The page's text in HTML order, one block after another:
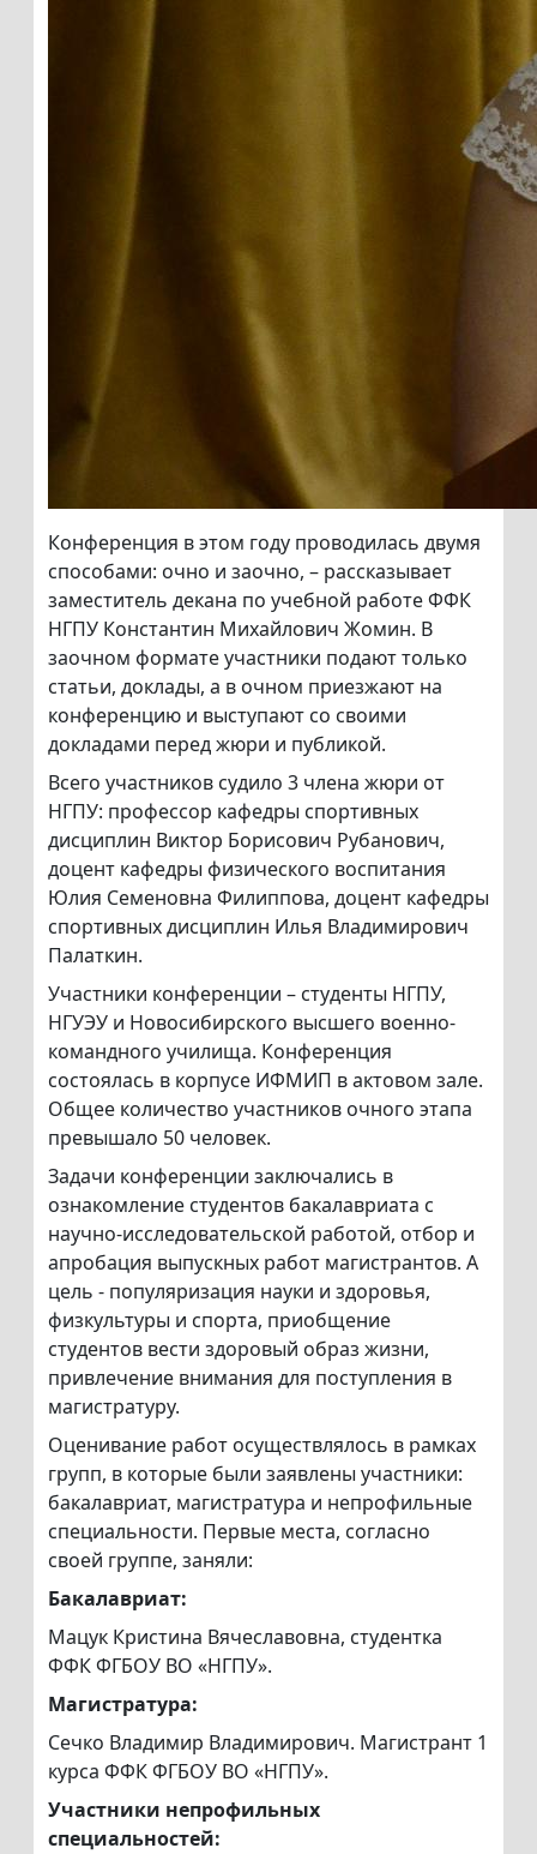
Конференция в этом году проводилась двумя
способами: очно и заочно, – рассказывает
заместитель декана по учебной работе ФФК
НГПУ Константин Михайлович Жомин. В
заочном формате участники подают только
статьи, доклады, а в очном приезжают на
конференцию и выступают со своими
докладами перед жюри и публикой.
Всего участников судило 3 члена жюри от
НГПУ: профессор кафедры спортивных
дисциплин Виктор Борисович Рубанович,
доцент кафедры физического воспитания
Юлия Семеновна Филиппова, доцент кафедры
спортивных дисциплин Илья Владимирович
Палаткин.
Участники конференции – студенты НГПУ,
НГУЭУ и Новосибирского высшего военно-
командного училища. Конференция
состоялась в корпусе ИФМИП в актовом зале.
Общее количество участников очного этапа
превышало 50 человек.
Задачи конференции заключались в
ознакомление студентов бакалавриата с
научно-исследовательской работой, отбор и
апробация выпускных работ магистрантов. А
цель - популяризация науки и здоровья,
физкультуры и спорта, приобщение
студентов вести здоровый образ жизни,
привлечение внимания для поступления в
магистратуру.
Оценивание работ осуществлялось в рамках
групп, в которые были заявлены участники:
бакалавриат, магистратура и непрофильные
специальности. Первые места, согласно
своей группе, заняли:
Бакалавриат:
Мацук Кристина Вячеславовна, студентка
ФФК ФГБОУ ВО «НГПУ».
Магистратура:
Сечко Владимир Владимирович. Магистрант 1
курса ФФК ФГБОУ ВО «НГПУ».
Участники непрофильных
специальностей: